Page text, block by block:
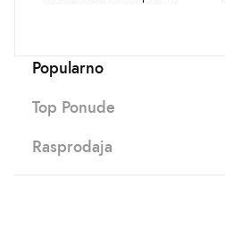
Popularno
Top Ponude
Rasprodaja